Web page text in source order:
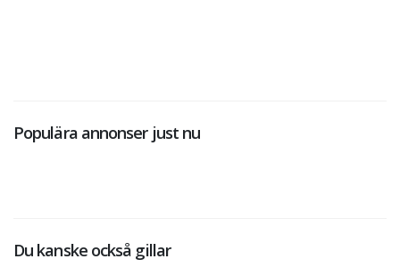
Populära annonser just nu
Du kanske också gillar